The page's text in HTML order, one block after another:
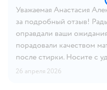
Уважаемая Анастасия
за подробный отзыв!
оправдали ваши
порадовали качеством
после стирки. Носите с
26 апреля 2026